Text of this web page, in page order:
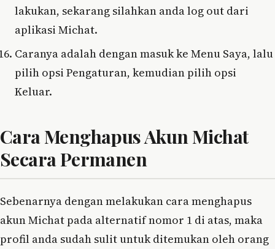
lakukan, sekarang silahkan anda log out dari
aplikasi Michat.
Caranya adalah dengan masuk ke Menu Saya, lalu
pilih opsi Pengaturan, kemudian pilih opsi
Keluar.
Cara Menghapus Akun Michat
Secara Permanen
Sebenarnya dengan melakukan cara menghapus
akun Michat pada alternatif nomor 1 di atas, maka
profil anda sudah sulit untuk ditemukan oleh orang